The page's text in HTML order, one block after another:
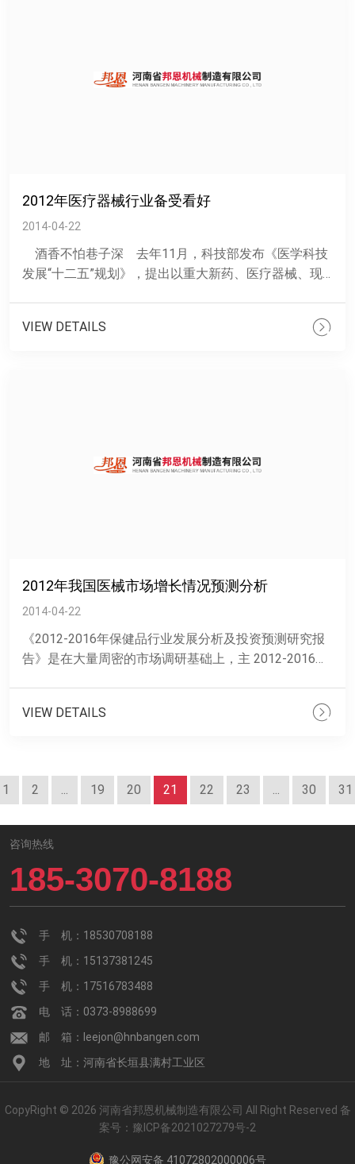
2012年医疗器械行业备受看好
2014-04-22
酒香不怕巷子深 去年11月，科技部发布《医学科技
发展“十二五”规划》，提出以重大新药、医疗器械、现
VIEW DETAILS
2012年我国医械市场增长情况预测分析
2014-04-22
《2012-2016年保健品行业发展分析及投资预测研究报
告》是在大量周密的市场调研基础上，主 2012-2016年
VIEW DETAILS
1 2 ... 19 20 21 22 23 ... 30 31
咨询热线
185-3070-8188
手 机：18530708188
手 机：15137381245
手 机：17516783488
电 话：0373-8988699
邮 箱：leejon@hnbangen.com
地 址：河南省长垣县满村工业区
CopyRight © 2026 河南省邦恩机械制造有限公司 All Right Reserved 备
案号： 豫ICP备2021027279号-2
豫公网安备 41072802000006号